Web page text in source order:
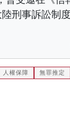
刑事訴訟制
人權保障 無罪推定